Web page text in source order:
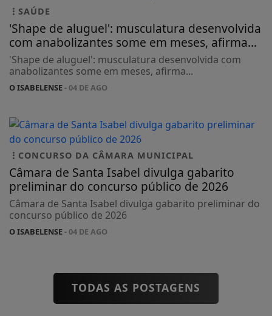
SAÚDE
'Shape de aluguel': musculatura desenvolvida
com anabolizantes some em meses, afirma...
'Shape de aluguel': musculatura desenvolvida com
anabolizantes some em meses, afirma...
O ISABELENSE- 04 DE AGO
CONCURSO DA CÂMARA MUNICIPAL
Câmara de Santa Isabel divulga gabarito
preliminar do concurso público de 2026
Câmara de Santa Isabel divulga gabarito preliminar do
concurso público de 2026
O ISABELENSE- 04 DE AGO
TODAS AS POSTAGENS